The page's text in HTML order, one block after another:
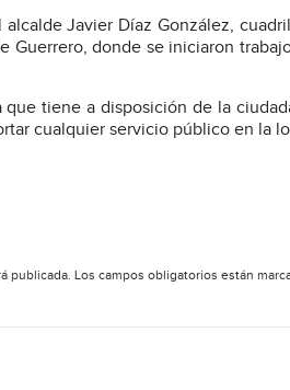
Javier Díaz González,
Guerrero, donde se iniciaron
tiene a disposición de la
cualquier servicio público en la
publicada. Los campos obligatorios están